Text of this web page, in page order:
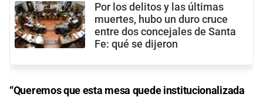
Por los delitos y las últimas
muertes, hubo un duro cruce
entre dos concejales de Santa
Fe: qué se dijeron
“Queremos que esta mesa quede institucionalizada